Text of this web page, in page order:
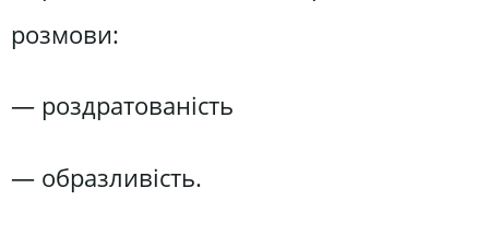
розмови:
— роздратованість
— образливість.